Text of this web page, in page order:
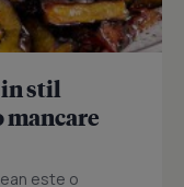
in stil
mancare
este o